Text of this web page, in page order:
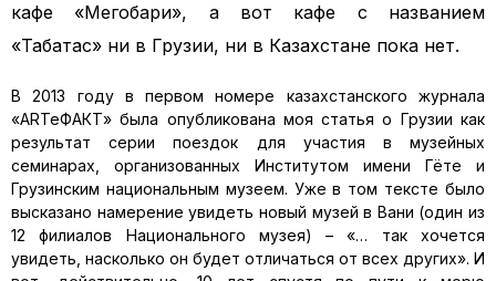
кафе «Мегобари», а вот кафе с названием
«Табақтас» ни в Грузии, ни в Казахстане пока нет.
В 2013 году в первом номере казахстанского журнала
«ARTeФАКТ» была опубликована моя статья о Грузии как
результат серии поездок для участия в музейных
семинарах, организованных Институтом имени Гёте и
Грузинским национальным музеем. Уже в том тексте было
высказано намерение увидеть новый музей в Вани (один из
12 филиалов Национального музея) – «… так хочется
увидеть, насколько он будет отличаться от всех других». И